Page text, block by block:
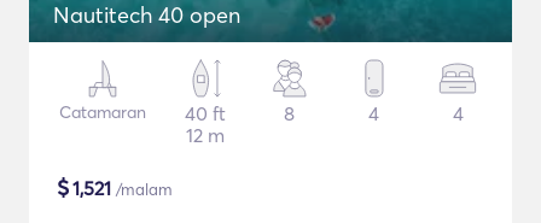
Nautitech 40 open
Catamaran
40 ft
12 m
8 4 4
$1,521 /malam